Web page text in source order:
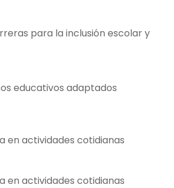
para la inclusión escolar y
educativos adaptados
en actividades cotidianas
en actividades cotidianas